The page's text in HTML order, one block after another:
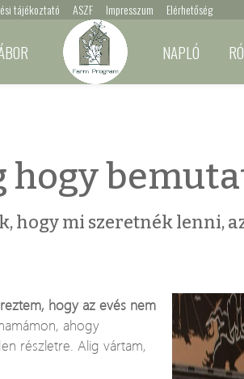
tájékoztató ASZF Impresszum Elérhetőség
NAPLÓ
hogy
mi szeretnék lenni,
hogy az evés nem
ahogy
részletre. Alig vártam,